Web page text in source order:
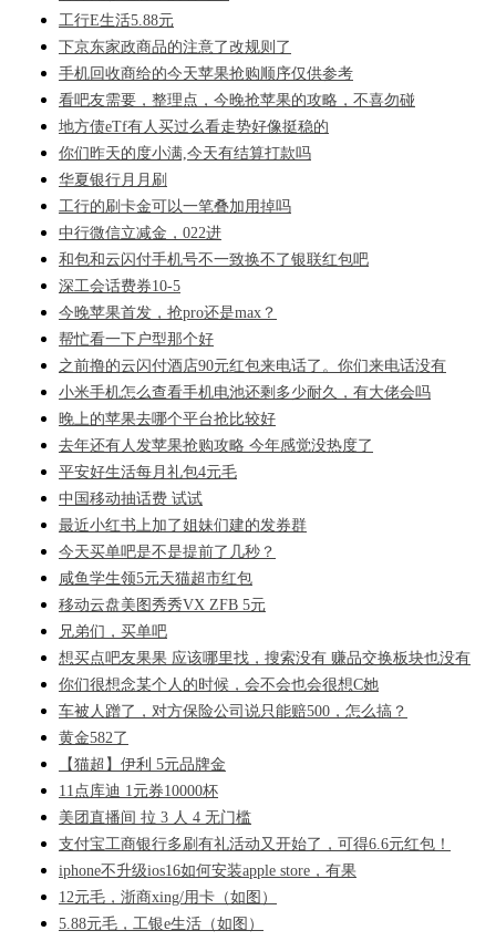
工行E生活5.88元
下京东家政商品的注意了改规则了
手机回收商给的今天苹果抢购顺序仅供参考
看吧友需要，整理点，今晚抢苹果的攻略，不喜勿碰
地方债eTf有人买过么看走势好像挺稳的
你们昨天的度小满,今天有结算打款吗
华夏银行月月刷
工行的刷卡金可以一笔叠加用掉吗
中行微信立减金，022进
和包和云闪付手机号不一致换不了银联红包吧
深工会话费券10-5
今晚苹果首发，抢pro还是max？
帮忙看一下户型那个好
之前撸的云闪付酒店90元红包来电话了。你们来电话没有
小米手机怎么查看手机电池还剩多少耐久，有大佬会吗
晚上的苹果去哪个平台抢比较好
去年还有人发苹果抢购攻略 今年感觉没热度了
平安好生活每月礼包4元毛
中国移动抽话费 试试
最近小红书上加了姐妹们建的发券群
今天买单吧是不是提前了几秒？
咸鱼学生领5元天猫超市红包
移动云盘美图秀秀VX ZFB 5元
兄弟们，买单吧
想买点吧友果果 应该哪里找，搜索没有 赚品交换板块也没有
你们很想念某个人的时候，会不会也会很想C她
车被人蹭了，对方保险公司说只能赔500，怎么搞？
黄金582了
【猫超】伊利 5元品牌金
11点库迪 1元券10000杯
美团直播间 拉 3 人 4 无门槛
支付宝工商银行多刷有礼活动又开始了，可得6.6元红包！
iphone不升级ios16如何安装apple store，有果
12元毛，浙商xing/用卡（如图）
5.88元毛，工银e生活（如图）